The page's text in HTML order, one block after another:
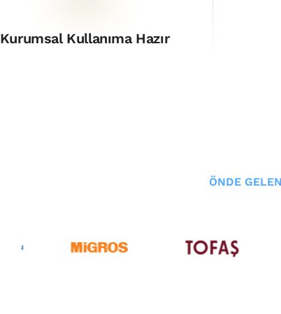
Kurumsal Kullanıma Hazır
ÖNDE